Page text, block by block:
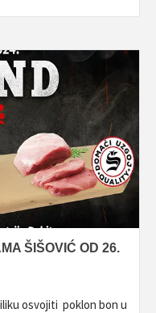
ŠIŠOVIĆ OD 26.
osvojiti poklon bon u